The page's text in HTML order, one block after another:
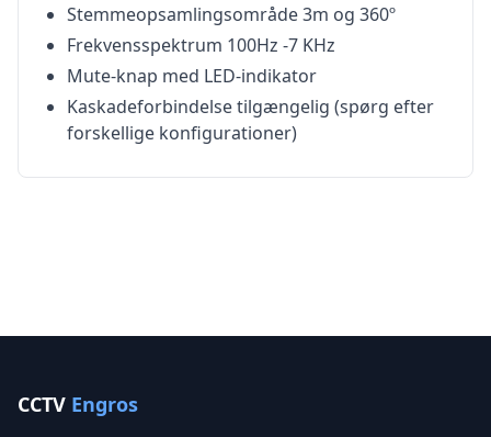
Stemmeopsamlingsområde 3m og 360º
Frekvensspektrum 100Hz -7 KHz
Mute-knap med LED-indikator
Kaskadeforbindelse tilgængelig (spørg efter
forskellige konfigurationer)
CCTV Engros